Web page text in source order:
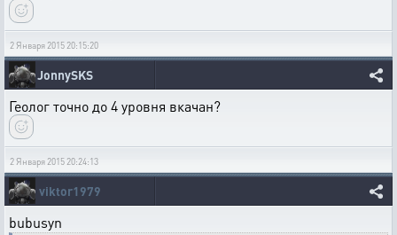
2 Января 2015 20:15:20
JonnySKS
Геолог точно до 4 уровня вкачан?
2 Января 2015 20:24:13
viktor1979
bubusyn